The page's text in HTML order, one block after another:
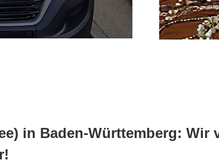
in Baden-Württemberg: